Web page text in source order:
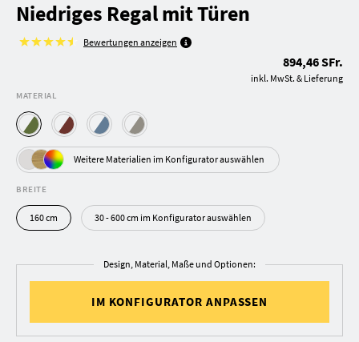
Niedriges Regal mit Türen
Bewertungen anzeigen
894,46 SFr.
inkl. MwSt. & Lieferung
MATERIAL
Weitere Materialien im Konfigurator auswählen
BREITE
160 cm 30 - 600 cm im Konfigurator auswählen
Design, Material, Maße und Optionen:
IM KONFIGURATOR ANPASSEN